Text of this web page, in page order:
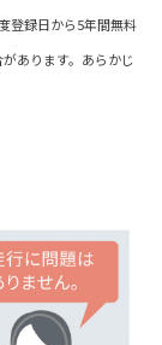
登録日から5年間無料
あります。あらかじ